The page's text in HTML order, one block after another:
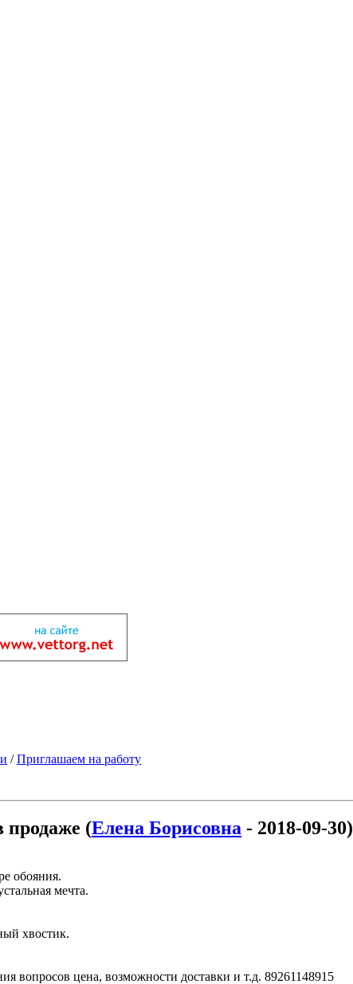
/Приглашаем на работу
(Елена Борисовна - 2018-09-30)
обояния.
мечта.
хвостик.
цена, возможности доставки и т.д. 89261148915